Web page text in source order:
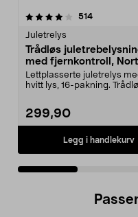
514anmeldelser
Juletrelys
Trådløs
med fjernkontroll,
Lettplasserte juletrelys
hvitt lys, 16-pakning.
299,90
Legg i handlekurv
4.5 av 5 stjerner